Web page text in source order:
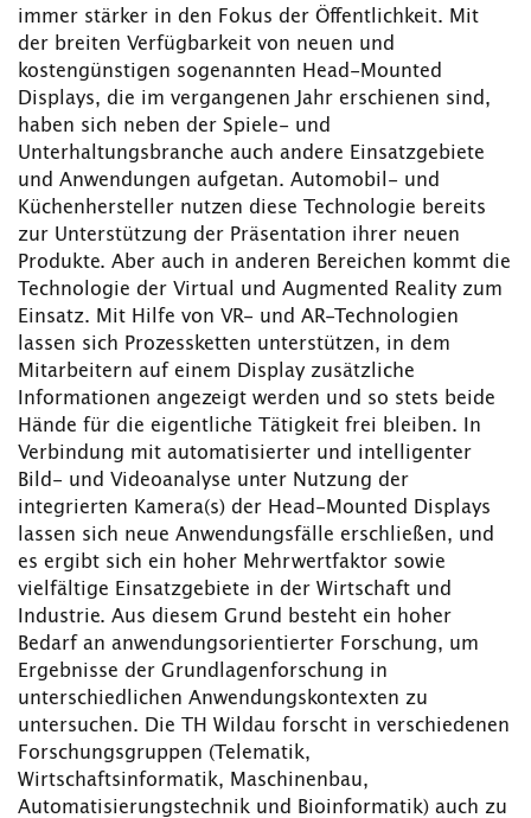
immer stärker in den Fokus der Öffentlichkeit. Mit
der breiten Verfügbarkeit von neuen und
kostengünstigen sogenannten Head-Mounted
Displays, die im vergangenen Jahr erschienen sind,
haben sich neben der Spiele- und
Unterhaltungsbranche auch andere Einsatzgebiete
und Anwendungen aufgetan. Automobil- und
Küchenhersteller nutzen diese Technologie bereits
zur Unterstützung der Präsentation ihrer neuen
Produkte. Aber auch in anderen Bereichen kommt die
Technologie der Virtual und Augmented Reality zum
Einsatz. Mit Hilfe von VR- und AR-Technologien
lassen sich Prozessketten unterstützen, in dem
Mitarbeitern auf einem Display zusätzliche
Informationen angezeigt werden und so stets beide
Hände für die eigentliche Tätigkeit frei bleiben. In
Verbindung mit automatisierter und intelligenter
Bild- und Videoanalyse unter Nutzung der
integrierten Kamera(s) der Head-Mounted Displays
lassen sich neue Anwendungsfälle erschließen, und
es ergibt sich ein hoher Mehrwertfaktor sowie
vielfältige Einsatzgebiete in der Wirtschaft und
Industrie. Aus diesem Grund besteht ein hoher
Bedarf an anwendungsorientierter Forschung, um
Ergebnisse der Grundlagenforschung in
unterschiedlichen Anwendungskontexten zu
untersuchen. Die TH Wildau forscht in verschiedenen
Forschungsgruppen (Telematik,
Wirtschaftsinformatik, Maschinenbau,
Automatisierungstechnik und Bioinformatik) auch zu